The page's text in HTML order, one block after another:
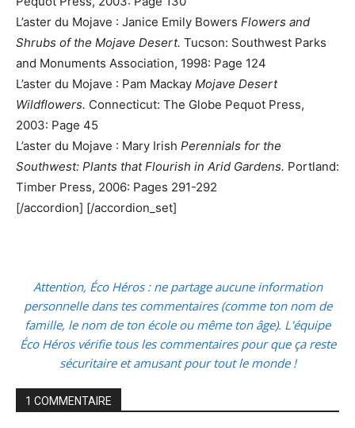
L’aster du Mojave : Janice Emily Bowers Flowers and
Shrubs of the Mojave Desert. Tucson: Southwest Parks
and Monuments Association, 1998: Page 124
L’aster du Mojave : Pam Mackay Mojave Desert
Wildflowers. Connecticut: The Globe Pequot Press,
2003: Page 45
L’aster du Mojave : Mary Irish Perennials for the
Southwest: Plants that Flourish in Arid Gardens. Portland:
Timber Press, 2006: Pages 291-292
[/accordion] [/accordion_set]
Attention, Éco Héros : ne partage aucune information
personnelle dans tes commentaires (comme ton nom de
famille, le nom de ton école ou même ton âge). L'équipe
Éco Héros vérifie tous les commentaires pour que ça reste
sécuritaire et amusant pour tout le monde !
1 COMMENTAIRE